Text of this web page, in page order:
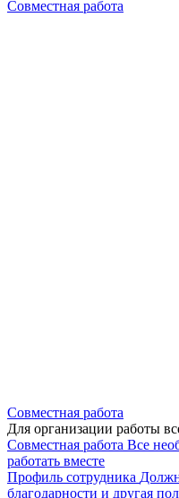
Совместная работа
Совместная работа
Для организации работы
Совместная работа Все
работать вместе
Профиль сотрудника
благодарности и другая